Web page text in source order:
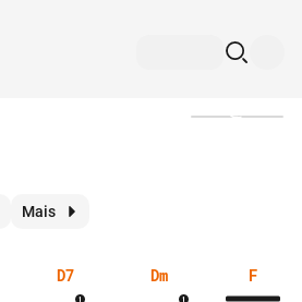
Mais
D7 Dm F